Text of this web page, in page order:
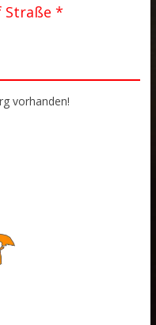
Straße *
vorhanden!